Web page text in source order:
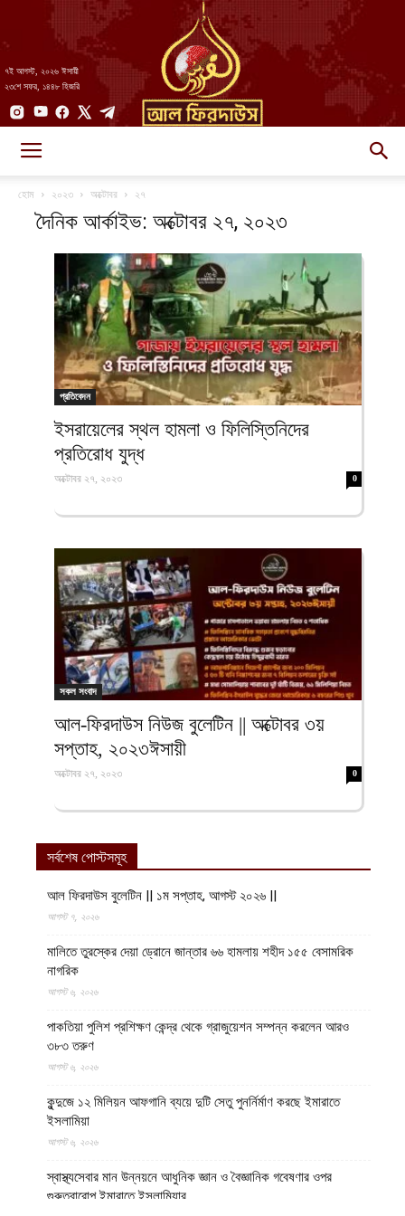
৭ই আগস্ট, ২০২৬ ঈসায়ী
২৩শে সফর, ১৪৪৮ হিজরি
আল-
ফিরদাউস
হোম ২০২৩ অক্টোবর ২৭
দৈনিক আর্কাইভ: অক্টোবর ২৭, ২০২৩
প্রতিবেদন
ইসরায়েলের স্থল হামলা ও ফিলিস্তিনিদের
প্রতিরোধ যুদ্ধ
অক্টোবর ২৭, ২০২৩ 0
সকল সংবাদ
আল-ফিরদাউস নিউজ বুলেটিন || অক্টোবর ৩য়
সপ্তাহ, ২০২৩ঈসায়ী
অক্টোবর ২৭, ২০২৩ 0
সর্বশেষ পোস্টসমূহ
আল ফিরদাউস বুলেটিন || ১ম সপ্তাহ, আগস্ট ২০২৬ ||
আগস্ট ৭, ২০২৬
মালিতে তুরস্কের দেয়া ড্রোনে জান্তার ৬৬ হামলায় শহীদ ১৫৫ বেসামরিক
নাগরিক
আগস্ট ৬, ২০২৬
পাকতিয়া পুলিশ প্রশিক্ষণ কেন্দ্র থেকে গ্রাজুয়েশন সম্পন্ন করলেন আরও
৩৮৩ তরুণ
আগস্ট ৬, ২০২৬
কুন্দুজে ১২ মিলিয়ন আফগানি ব্যয়ে দুটি সেতু পুনর্নির্মাণ করছে ইমারাতে
ইসলামিয়া
আগস্ট ৬, ২০২৬
স্বাস্থ্যসেবার মান উন্নয়নে আধুনিক জ্ঞান ও বৈজ্ঞানিক গবেষণার ওপর
গুরুত্বারোপ ইমারাতে ইসলামিয়ার